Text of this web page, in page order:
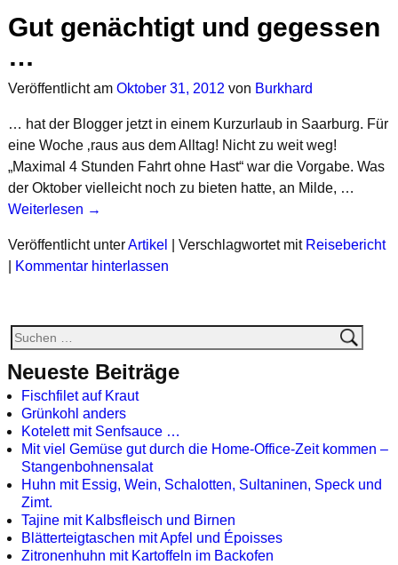
Gut genächtigt und gegessen
…
Veröffentlicht am Oktober 31, 2012 von Burkhard
… hat der Blogger jetzt in einem Kurzurlaub in Saarburg. Für
eine Woche ‚raus aus dem Alltag! Nicht zu weit weg!
„Maximal 4 Stunden Fahrt ohne Hast“ war die Vorgabe. Was
der Oktober vielleicht noch zu bieten hatte, an Milde, …
Weiterlesen →
Veröffentlicht unterArtikel Verschlagwortet mit Reisebericht
Kommentar hinterlassen
Neueste Beiträge
Fischfilet auf Kraut
Grünkohl anders
Kotelett mit Senfsauce …
Mit viel Gemüse gut durch die Home-Office-Zeit kommen –
Stangenbohnensalat
Huhn mit Essig, Wein, Schalotten, Sultaninen, Speck und
Zimt.
Tajine mit Kalbsfleisch und Birnen
Blätterteigtaschen mit Apfel und Époisses
Zitronenhuhn mit Kartoffeln im Backofen